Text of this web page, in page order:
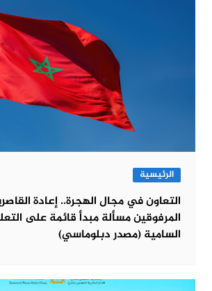
الرئيسية
التعاون في مجال الهجرة.. إعادة
المرفوقين مسألة مبدأ قائمة على
السامية (مصدر دبلوماسي)